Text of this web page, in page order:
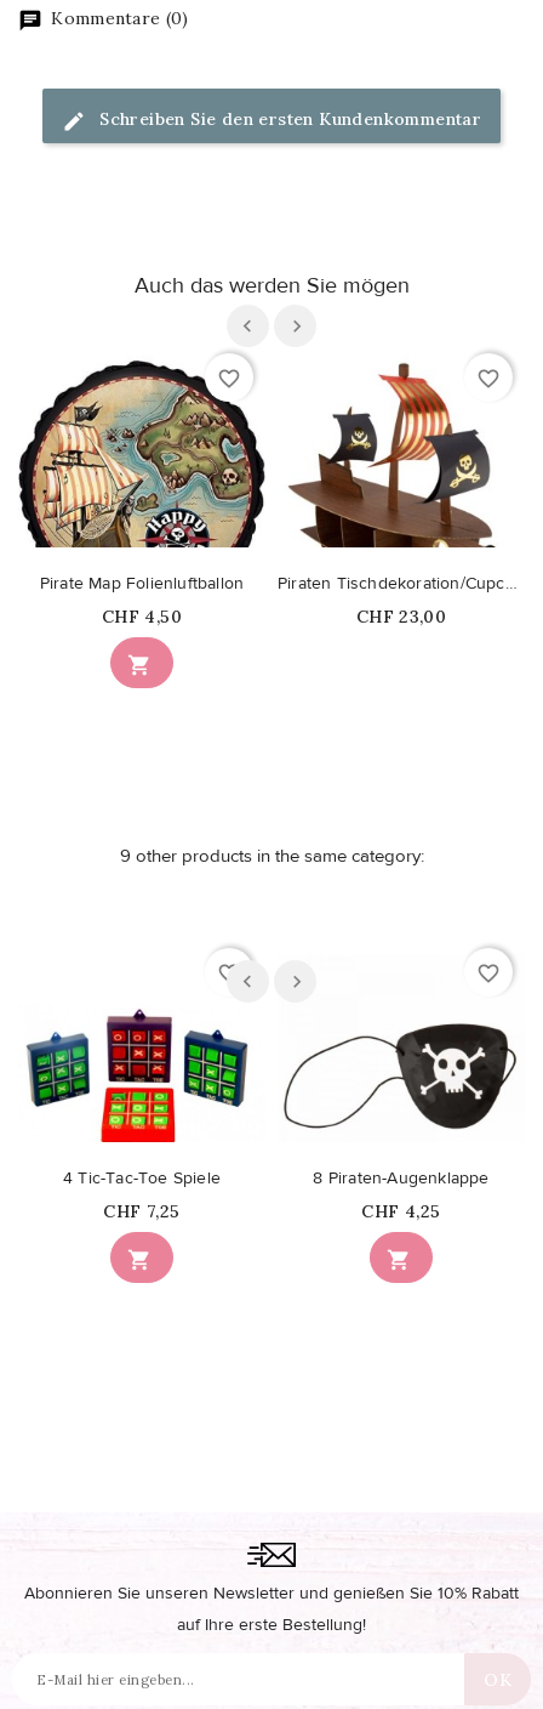
Kommentare (0)
Schreiben Sie den ersten Kundenkommentar
Auch das werden Sie mögen
favorite_border

Pirate Map Folienluftballon
Price
CHF 4,50
favorite_border
Piraten Tischdekoration/Cupcake Ständer
Price
CHF 23,00
9 other products in the same category:
favorite_border

4 Tic-Tac-Toe Spiele
Price
CHF 7,25
favorite_border

8 Piraten-Augenklappe
Price
CHF 4,25
Abonnieren Sie unseren Newsletter und genießen Sie 10% Rabatt
auf Ihre erste Bestellung!